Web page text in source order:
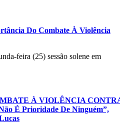
Do Combate À Violência
feira (25) sessão solene em
À VIOLÊNCIA
É Prioridade De Ninguém”,